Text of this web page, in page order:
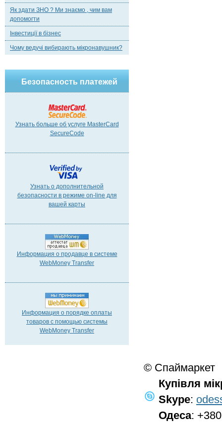
Як здати ЗНО ? Ми знаємо , чим вам
допомогти
Інвестиції в бізнес
Чому ведучі вибирають мікронавушник?
Безопасность платежей
Узнать больше об услуге MasterCard
SecureCode
Узнать о дополнительной
безопасности в режиме on-line для
вашей карты
Информация о продавце в системе
WebMoney Transfer
Информация о порядке оплаты
товаров с помощью системы
WebMoney Transfer
© Спаймаркет
Купівля
Skype:
Одеса: